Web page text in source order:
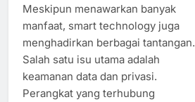
Meskipun menawarkan banyak
manfaat, smart technology juga
menghadirkan berbagai tantangan.
Salah satu isu utama adalah
keamanan data dan privasi.
Perangkat yang terhubung